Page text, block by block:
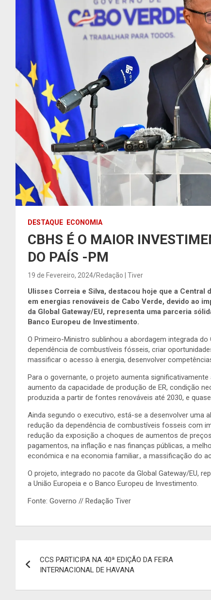
DESTAQUE ECONOMIA
CBHS É O MAIOR
DO PAÍS -PM
19 de Fevereiro, 2024 Redação | Tiver
Ulisses Correia e Silva, destacou hoje que a
em energias renováveis de Cabo Verde, devido ao
da Global Gateway/EU, representa uma parceria
Banco Europeu de Investimento.
O Primeiro-Ministro sublinhou a abordagem integrada
dependência de combustíveis fósseis, criar
massificar o acesso à energia, desenvolver
Para o governante, o projeto aumenta
aumento da capacidade de produção de ER, condição
produzida a partir de fontes renováveis até 2030, e
Ainda segundo o executivo, está-se a desenvolver uma
redução da dependência de combustíveis fosseis com
redução da exposição a choques de aumentos de
pagamentos, na inflação e nas finanças públicas, a
económica e na economia familiar., a massificação do
O projeto, integrado no pacote da Global Gateway/EU,
a União Europeia e o Banco Europeu de Investimento.
Fonte: Governo // Redação Tiver
de
artigos
CCS PARTICIPA NA 40ª EDIÇÃO DA FEIRA
INTERNACIONAL DE HAVANA